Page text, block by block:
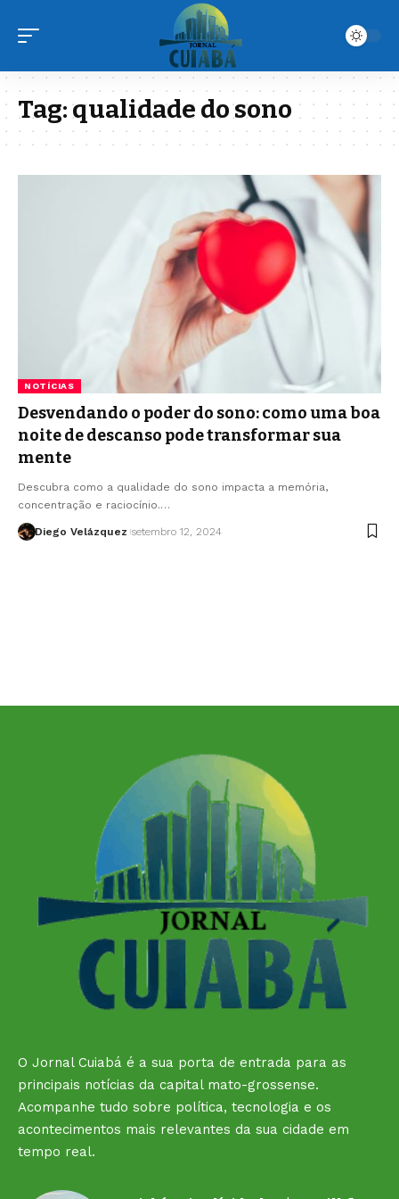
Tag:qualidade do sono
NOTÍCIAS
Desvendando o poder do sono: como uma boa
noite de descanso pode transformar sua
mente
Descubra como a qualidade do sono impacta a memória,
concentração e raciocínio.…
Diego Velázquez setembro 12, 2024
O Jornal Cuiabá é a sua porta de entrada para as
principais notícias da capital mato-grossense.
Acompanhe tudo sobre política, tecnologia e os
acontecimentos mais relevantes da sua cidade em
tempo real.